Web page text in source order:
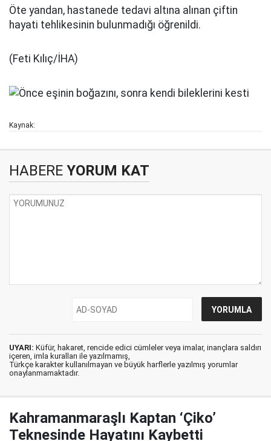
Öte yandan, hastanede tedavi altına alınan çiftin
hayati tehlikesinin bulunmadığı öğrenildi.
(Feti Kılıç/İHA)
Kaynak:
HABERE YORUM KAT
UYARI: Küfür, hakaret, rencide edici cümleler veya imalar, inançlara saldırı
içeren, imla kuralları ile yazılmamış,
Türkçe karakter kullanılmayan ve büyük harflerle yazılmış yorumlar
onaylanmamaktadır.
Kahramanmaraşlı Kaptan ‘Çiko’
Teknesinde Hayatını Kaybetti